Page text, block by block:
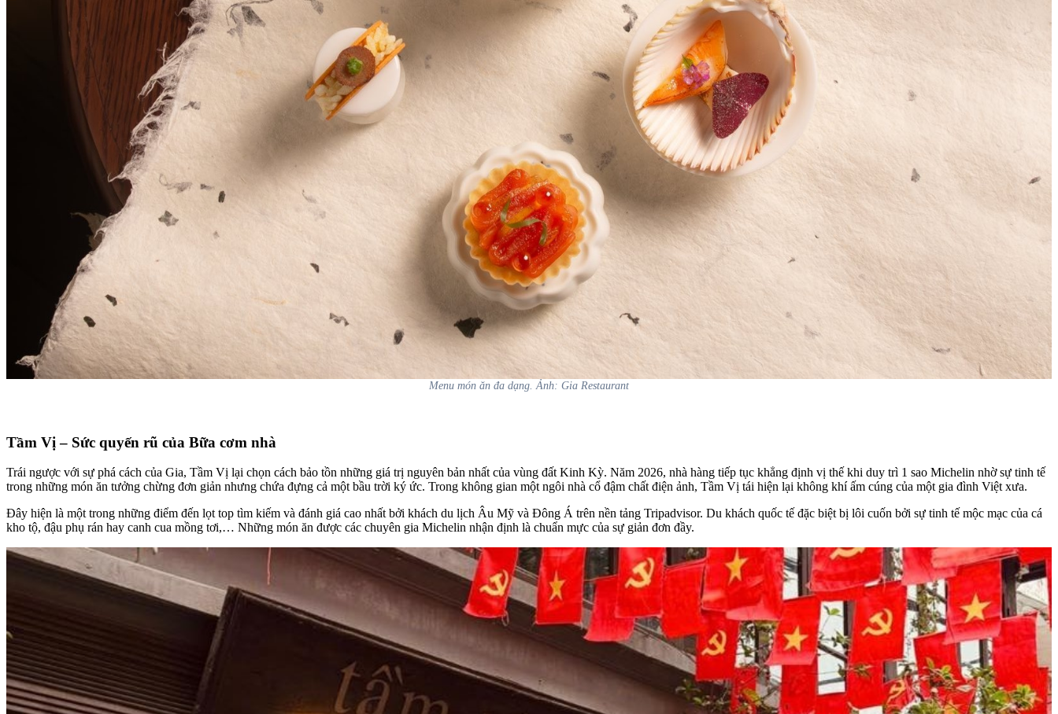
Menu món ăn đa dạng. Ảnh: Gia Restaurant
Tầm Vị – Sức quyến rũ của Bữa cơm nhà
Trái ngược với sự phá cách của Gia, Tầm Vị lại chọn cách bảo tồn những giá trị nguyên bản nhất của vùng đất Kinh Kỳ. Năm 2026, nhà hàng tiếp tục khẳng định vị thế khi duy trì 1 sao Michelin nhờ sự tinh tế
trong những món ăn tưởng chừng đơn giản nhưng chứa đựng cả một bầu trời ký ức. Trong không gian một ngôi nhà cổ đậm chất điện ảnh, Tầm Vị tái hiện lại không khí ấm cúng của một gia đình Việt xưa.
Đây hiện là một trong những điểm đến lọt top tìm kiếm và đánh giá cao nhất bởi khách du lịch Âu Mỹ và Đông Á trên nền tảng Tripadvisor. Du khách quốc tế đặc biệt bị lôi cuốn bởi sự tinh tế mộc mạc của cá
kho tộ, đậu phụ rán hay canh cua mồng tơi,… Những món ăn được các chuyên gia Michelin nhận định là chuẩn mực của sự giản đơn đầy.